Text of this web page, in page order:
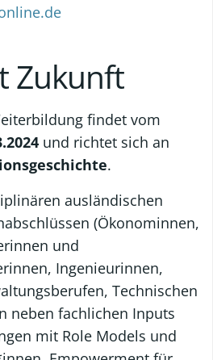
Zukunft
findet vom
und richtet sich an
.
ausländischen
(Ökonominnen,
und
Ingenieurinnen,
Technischen
neben fachlichen Inputs
mit Role Models und